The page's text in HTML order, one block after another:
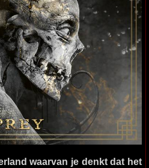
waarvan je denkt dat het